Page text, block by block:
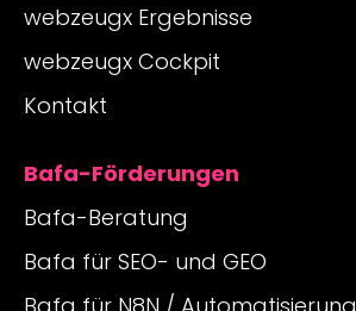
webzeugx Ergebnisse
webzeugx Cockpit
Kontakt
Bafa-Förderungen
Bafa-Beratung
Bafa für SEO- und GEO